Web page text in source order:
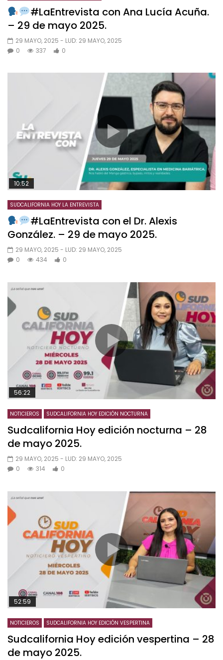
#LaEntrevista con Ana Lucía Acuña.
– 29 de mayo 2025.
29 MAYO, 2025 - LUD: 29 MAYO, 2025
0
337 0
10:52
SUDCALIFORNIA HOY LA ENTREVISTA
#LaEntrevista con el Dr. Alexis
González. – 29 de mayo 2025.
29 MAYO, 2025 - LUD: 29 MAYO, 2025
0
434 0
56:22
NOTICIEROS SUDCALIFORNIA HOY EDICIÓN NOCTURNA
Sudcalifornia Hoy edición nocturna – 28
de mayo 2025.
29 MAYO, 2025 - LUD: 29 MAYO, 2025
0
314 0
52:59
NOTICIEROS SUDCALIFORNIA HOY EDICIÓN VESPERTINA
Sudcalifornia Hoy edición vespertina – 28
de mayo 2025.